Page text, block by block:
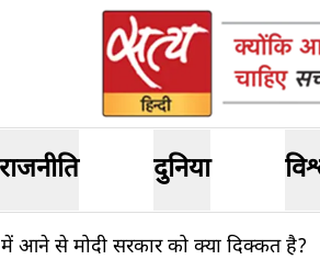
राजनीति दुनिया
में आने से मोदी सरकार को क्या दिक्कत है?